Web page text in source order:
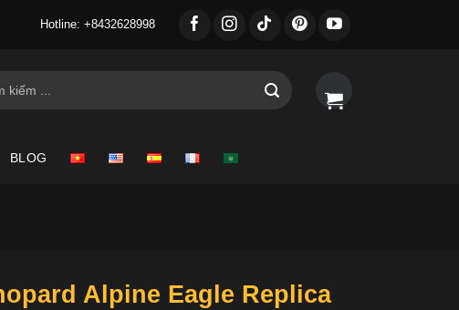
Hotline: +8432628998
BLOG
Alpine Eagle Replica